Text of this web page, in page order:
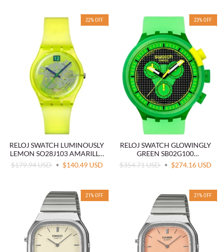
22% OFF
RELOJ SWATCH LUMINOUSLY
LEMON SO28J103 AMARILLO
TRANSPARENTE
$179.94 USD $140.49 USD
23% OFF
RELOJ SWATCH GLOWINGLY
GREEN SB02G100
CRONÓGRAFO VERDE
$354.71 USD $274.16 USD
21 % OFF 21 % OFF